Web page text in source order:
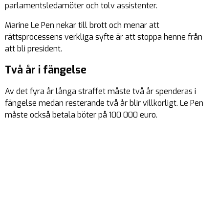
parlamentsledamöter och tolv assistenter.
Marine Le Pen nekar till brott och menar att
rättsprocessens verkliga syfte är att stoppa henne från
att bli president.
Två år i fängelse
Av det fyra år långa straffet måste två år spenderas i
fängelse medan resterande två år blir villkorligt. Le Pen
måste också betala böter på 100 000 euro.